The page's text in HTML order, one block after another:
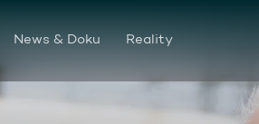
News & Doku Reality